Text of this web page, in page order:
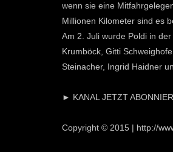
wenn sie eine
Millionen Kilometer sind es
Am 2. Juli wurde Poldi in
Krumböck, Gitti
Steinacher, Ingrid Haidner
► KANAL JETZT
Copyright © 2015 | http://